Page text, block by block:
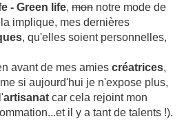
- Green life, mon notre mode de
implique, mes dernières
, qu'elles soient personnelles,
avant de mes amies créatrices,
si aujourd'hui je n'expose plus,
artisanat car cela rejoint mon
il y a tant de talents !).